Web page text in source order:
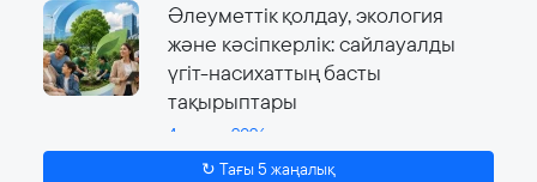
Әлеуметтік қолдау, экология
және кәсіпкерлік: сайлауалды
үгіт-насихаттың басты
тақырыптары
4 тамыз, 2026
↻ Тағы 5 жаңалық